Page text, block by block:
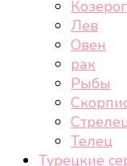
Козерог
Лев
Овен
рак
Рыбы
Телец
Турецкие